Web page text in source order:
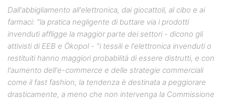
Dall'abbigliamento all'elettronica, dai giocattoli, al cibo e ai
farmaci: "la pratica negligente di buttare via i prodotti
invenduti affligge la maggior parte dei settori - dicono gli
attivisti di EEB e Ökopol - "i tessili e l'elettronica invenduti o
restituiti hanno maggiori probabilità di essere distrutti, e con
l'aumento dell'e-commerce e delle strategie commerciali
come il fast fashion, la tendenza è destinata a peggiorare
drasticamente, a meno che non intervenga la Commissione